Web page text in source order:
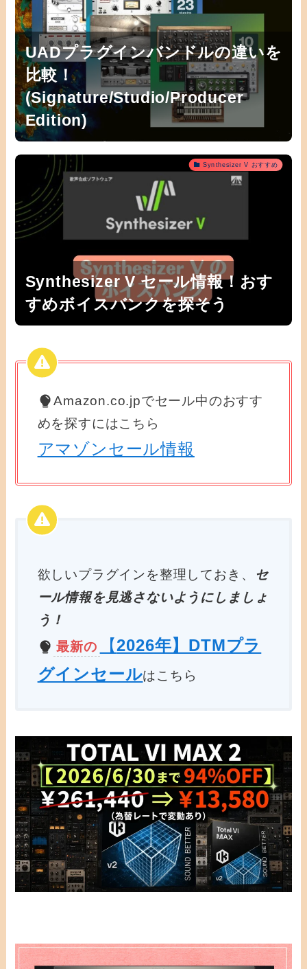
UADプラグインバンドルの違いを
比較！
(Signature/Studio/Producer
Edition)
Synthesizer V おすすめ
Synthesizer V セール情報！おす
すめボイスバンクを探そう
Amazon.co.jpでセール中のおすす
めを探すにはこちら
アマゾンセール情報
欲しいプラグインを整理しておき、
セ
ール情報を見逃さないようにしましょ
う！
最新の
【2026年】DTMプラ
グインセールはこちら